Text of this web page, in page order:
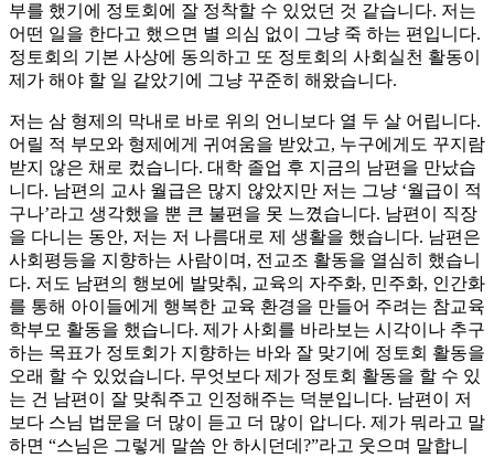
부를 했기에 정토회에 잘 정착할 수 있었던 것 같습니다. 저는
어떤 일을 한다고 했으면 별 의심 없이 그냥 죽 하는 편입니다.
정토회의 기본 사상에 동의하고 또 정토회의 사회실천 활동이
제가 해야 할 일 같았기에 그냥 꾸준히 해왔습니다.
저는 삼 형제의 막내로 바로 위의 언니보다 열 두 살 어립니다.
어릴 적 부모와 형제에게 귀여움을 받았고, 누구에게도 꾸지람
받지 않은 채로 컸습니다. 대학 졸업 후 지금의 남편을 만났습
니다. 남편의 교사 월급은 많지 않았지만 저는 그냥 ‘월급이 적
구나’라고 생각했을 뿐 큰 불편을 못 느꼈습니다. 남편이 직장
을 다니는 동안, 저는 저 나름대로 제 생활을 했습니다. 남편은
사회평등을 지향하는 사람이며, 전교조 활동을 열심히 했습니
다. 저도 남편의 행보에 발맞춰, 교육의 자주화, 민주화, 인간화
를 통해 아이들에게 행복한 교육 환경을 만들어 주려는 참교육
학부모 활동을 했습니다. 제가 사회를 바라보는 시각이나 추구
하는 목표가 정토회가 지향하는 바와 잘 맞기에 정토회 활동을
오래 할 수 있었습니다. 무엇보다 제가 정토회 활동을 할 수 있
는 건 남편이 잘 맞춰주고 인정해주는 덕분입니다. 남편이 저
보다 스님 법문을 더 많이 듣고 더 많이 압니다. 제가 뭐라고 말
하면 “스님은 그렇게 말씀 안 하시던데?”라고 웃으며 말합니